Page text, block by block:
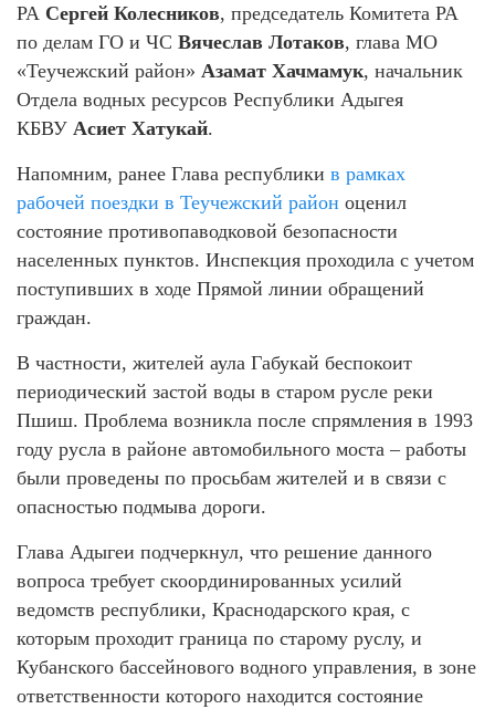
РА Сергей Колесников, председатель Комитета РА
по делам ГО и ЧС Вячеслав Лотаков, глава МО
«Теучежский район» Азамат Хачмамук, начальник
Отдела водных ресурсов Республики Адыгея
КБВУ Асиет Хатукай.
Напомним, ранее Глава республики в рамках
рабочей поездки в Теучежский район оценил
состояние противопаводковой безопасности
населенных пунктов. Инспекция проходила с учетом
поступивших в ходе Прямой линии обращений
граждан.
В частности, жителей аула Габукай беспокоит
периодический застой воды в старом русле реки
Пшиш. Проблема возникла после спрямления в 1993
году русла в районе автомобильного моста – работы
были проведены по просьбам жителей и в связи с
опасностью подмыва дороги.
Глава Адыгеи подчеркнул, что решение данного
вопроса требует скоординированных усилий
ведомств республики, Краснодарского края, с
которым проходит граница по старому руслу, и
Кубанского бассейнового водного управления, в зоне
ответственности которого находится состояние